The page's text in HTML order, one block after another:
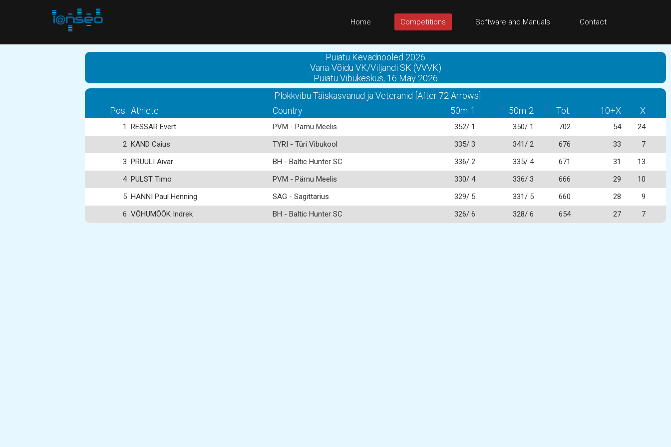
Home Competitions Software and Manuals Contact
Puiatu Kevadnooled 2026
Vana-Võidu VK/Viljandi SK (VVVK)
Puiatu Vibukeskus, 16 May 2026
Plokkvibu Täiskasvanud ja Veteranid [After 72 Arrows]
Pos. Athlete Country 50m-1 50m-2 Tot. 10+X X
1 RESSAR Evert PVM - Pärnu Meelis 352/ 1 350/ 1 702 54
24
2 KAND Caius TYRI - Türi Vibukool 335/ 3 341/ 2 676 33
7
3 PRUULI Aivar BH - Baltic Hunter SC 336/ 2 335/ 4 671 31
13
4 PULST Timo PVM - Pärnu Meelis 330/ 4 336/ 3 666 29
10
5 HANNI Paul Henning SAG - Sagittarius 329/ 5 331/ 5 660 28
9
6 VÕHUMÕÕK Indrek BH - Baltic Hunter SC 326/ 6 328/ 6 654 27 7